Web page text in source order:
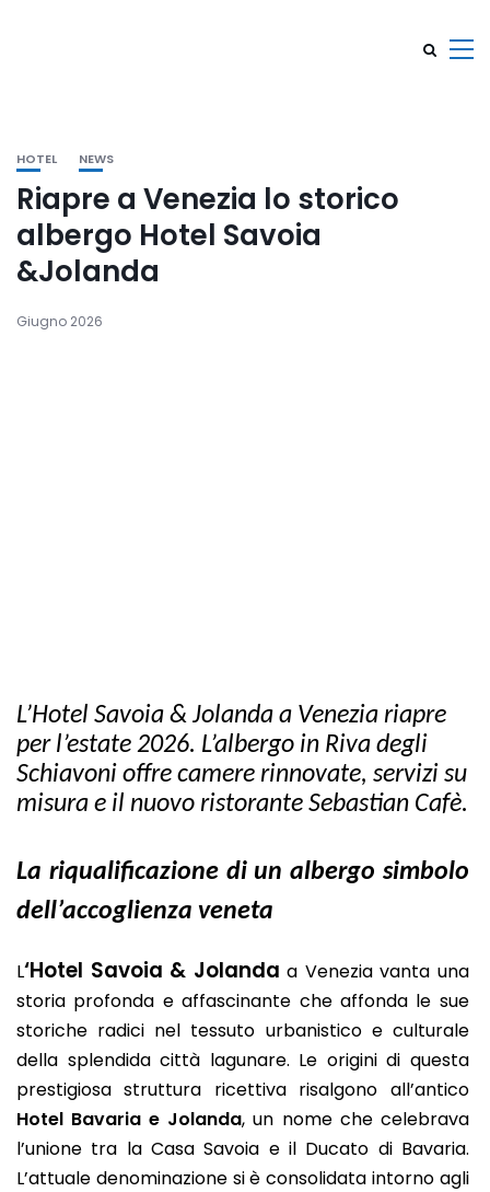
HOTEL NEWS
Riapre a Venezia lo storico
albergo Hotel Savoia
&Jolanda
Giugno 2026
L’Hotel Savoia & Jolanda a Venezia riapre
per l’estate 2026. L’albergo in Riva degli
Schiavoni offre camere rinnovate, servizi su
misura e il nuovo ristorante Sebastian Cafè.
La riqualificazione di un albergo simbolo
dell’accoglienza veneta
L‘Hotel Savoia & Jolanda a Venezia vanta una
storia profonda e affascinante che affonda le sue
storiche radici nel tessuto urbanistico e culturale
della splendida città lagunare. Le origini di questa
prestigiosa struttura ricettiva risalgono all’antico
Hotel Bavaria e Jolanda, un nome che celebrava
l’unione tra la Casa Savoia e il Ducato di Bavaria.
L’attuale denominazione si è consolidata intorno agli